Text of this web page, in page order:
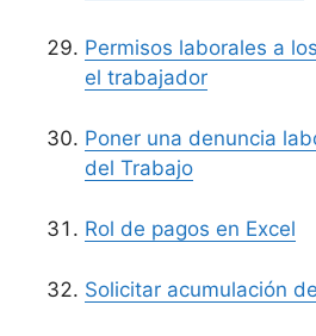
Permisos laborales a
el trabajador
Poner una denuncia
del Trabajo
Rol de pagos en Excel
Solicitar acumulación